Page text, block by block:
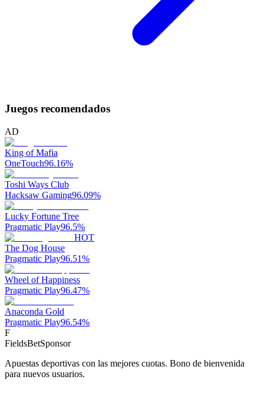
Juegos recomendados
AD
King of Mafia
OneTouch96.16%
Toshi Ways Club
Hacksaw Gaming96.09%
Lucky Fortune Tree
Pragmatic Play96.5%
HOT
The Dog House
Pragmatic Play96.51%
Wheel of Happiness
Pragmatic Play96.47%
Anaconda Gold
Pragmatic Play96.54%
F
FieldsBetSponsor
Apuestas deportivas con las mejores cuotas. Bono de bienvenida
para nuevos usuarios.